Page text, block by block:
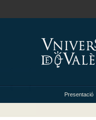
Presentació